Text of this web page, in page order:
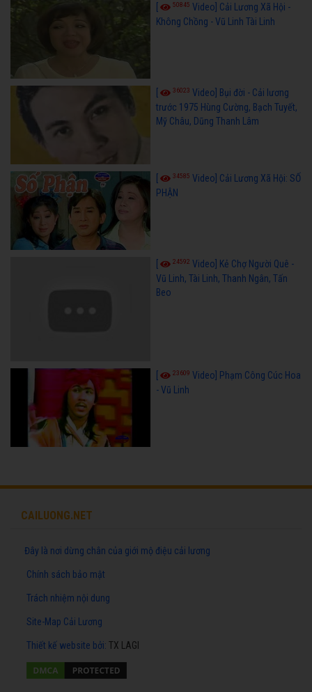
50845 Video] Cải Lương Xã Hội -
Không Chồng - Vũ Linh Tài Linh
36023 Video] Bụi đời - Cải lương
trước 1975 Hùng Cường, Bạch Tuyết,
Mỹ Châu, Dũng Thanh Lâm
34585 Video] Cải Lương Xã Hội: SỐ
PHẬN
24592 Video] Kẻ Chợ Người Quê -
Vũ Linh, Tài Linh, Thanh Ngân, Tấn
Beo
23609 Video] Phạm Công Cúc Hoa
- Vũ Linh
CAILUONG.NET
Đây là nơi dừng chân của giới mộ điệu cải lương
Chính sách bảo mật
Trách nhiệm nội dung
Site-Map Cải Lương
Thiết kế website bởi: TX LAGI